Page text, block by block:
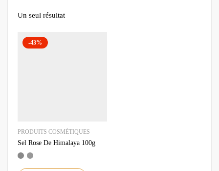
Un seul résultat
-43%
PRODUITS COSMÉTIQUES
Sel Rose De Himalaya 100g